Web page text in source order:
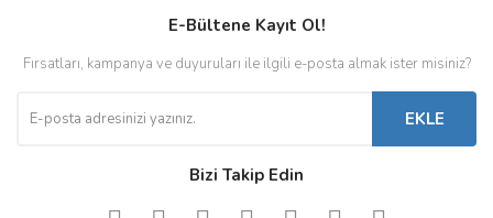
E-Bültene Kayıt Ol!
Fırsatları, kampanya ve duyuruları ile ilgili e-posta almak ister misiniz?
EKLE
Bizi Takip Edin